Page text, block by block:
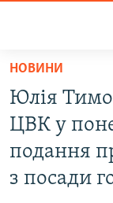
Перейти
основного
матеріалу
до
основної
СТАТТІ
НОВИНИ
Юлія
ЦВК у
подання
з посади